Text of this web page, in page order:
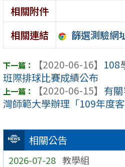
相關公告
2026-07-28 教學組
相關附件
相關連結
篩選測驗網
【2020-06-16】 108
班際排球比賽成績公布
【2020-06-15】 有
灣師範大學辦理「109年度